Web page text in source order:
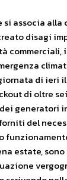
si associa
disagi
commerciali,
di ieri
di oltre
generatori
del
estate,